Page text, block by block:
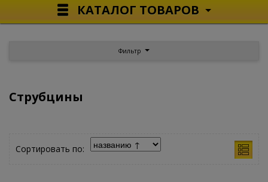
КАТАЛОГ ТОВАРОВ
Фильтр
Струбцины
Сортировать по: